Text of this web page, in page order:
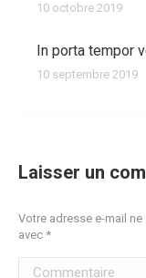
10 octobre 2019
In porta tempor
10 septembre 2019
Laisser un
Votre adresse e-mail
avec *
Commentaire